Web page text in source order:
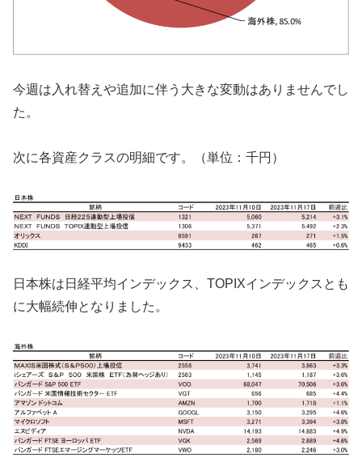
今週は入れ替えや追加に伴う大きな変動はありませんでし
た。
次に各資産クラスの明細です。（単位：千円）
日本株は日経平均インデックス、TOPIXインデックスとも
に大幅続伸となりました。